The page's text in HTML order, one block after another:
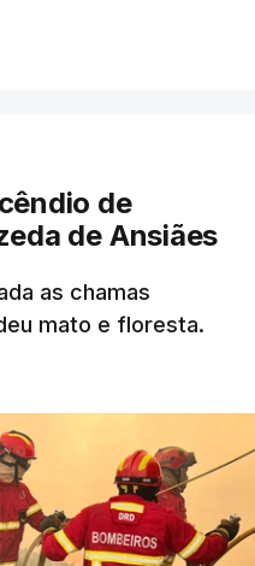
ELEMENT
NESTE
que vai levar
o fogo. Mais de
no terreno no combate
de
de Ansiães
as chamas
mato e floresta.